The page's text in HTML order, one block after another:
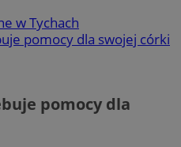
w Tychach
pomocy dla swojej córki
pomocy dla